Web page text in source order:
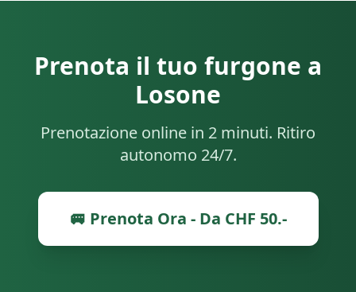
Prenota il tuo furgone a
Losone
Prenotazione online in 2 minuti. Ritiro
autonomo 24/7.
🚐 Prenota Ora - Da CHF 50.-